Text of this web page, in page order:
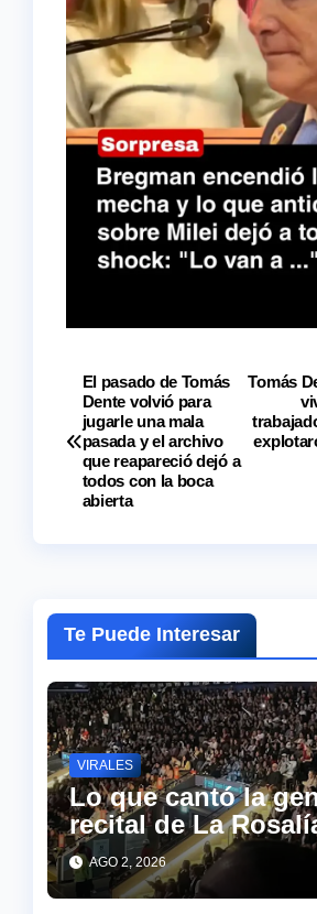
Navegación
de
entradas
Tomás
El pasado de Tomás
Dente volvió para
jugarle una mala
pasada y el archivo
que reapareció dejó a
todos con la boca
abierta
Te Puede Interesar
VIRALES
Lo que cantó la
recital de La
sorprendió a todos
redes
AGO 2, 2026